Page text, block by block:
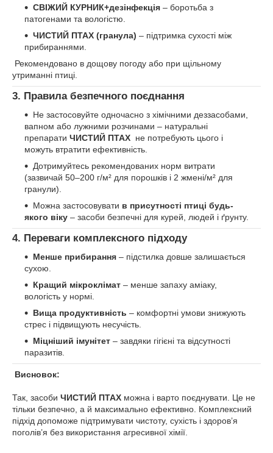
СВІЖИЙ КУРНИК+дезінфекція – боротьба з
патогенами та вологістю.
ЧИСТИЙ ПТАХ (гранула) – підтримка сухості між
прибираннями.
Рекомендовано в дощову погоду або при щільному
утриманні птиці.
3. Правила безпечного поєднання
Не застосовуйте одночасно з хімічними деззасобами,
вапном або лужними розчинами – натуральні
препарати ЧИСТИЙ ПТАХ не потребують цього і
можуть втратити ефективність.
Дотримуйтесь рекомендованих норм витрати
(зазвичай 50–200 г/м² для порошків і 2 жмені/м² для
гранули).
Можна застосовувати в присутності птиці будь-
якого віку – засоби безпечні для курей, людей і ґрунту.
4. Переваги комплексного підходу
Менше прибирання – підстилка довше залишається
сухою.
Кращий мікроклімат – менше запаху аміаку,
вологість у нормі.
Вища продуктивність – комфортні умови знижують
стрес і підвищують несучість.
Міцніший імунітет – завдяки гігієні та відсутності
паразитів.
Висновок:
Так, засоби ЧИСТИЙ ПТАХ можна і варто поєднувати. Це не
тільки безпечно, а й максимально ефективно. Комплексний
підхід допоможе підтримувати чистоту, сухість і здоров’я
поголів’я без використання агресивної хімії.